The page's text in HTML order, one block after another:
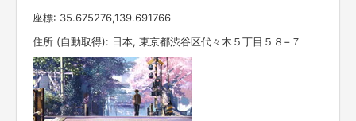
座標: 35.675276,139.691766
住所 (自動取得): 日本, 東京都渋谷区代々木５丁目５８−７